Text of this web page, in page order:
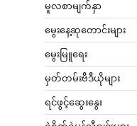
မူလစာမျက်နှာ
မွေးနေ့ဆုတောင်းများ
မွေးမြူရေး
မှတ်တမ်းဗီဒီယိုများ
ရင်ဖွင့်ဆွေးနွေး